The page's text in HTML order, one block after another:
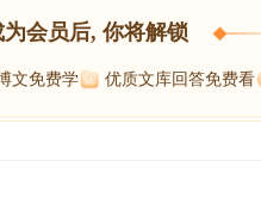
为会员后, 你将解锁
文免费学 优质文库回答免费看